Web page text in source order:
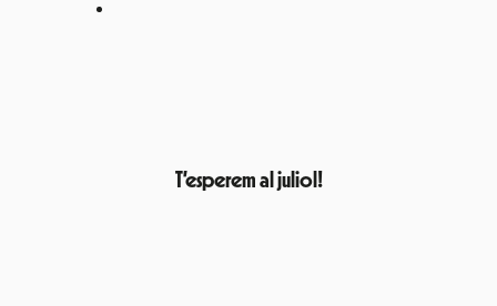
T’esperem al juliol!